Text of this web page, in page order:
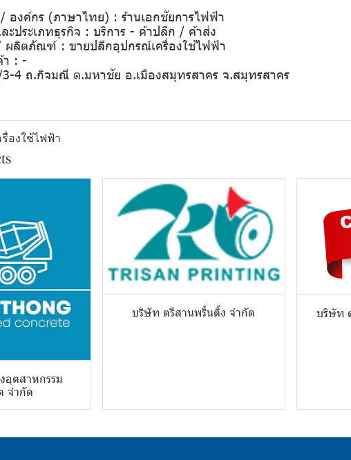
องค์กร (ภาษาไทย) : ร้านเอกชัยการไฟฟ้า
ะประเภทธุรกิจ : บริการ - ค้าปลีก / ค้าส่ง
/ ผลิตภัณฑ์ : ขายปลีกอุปกรณ์เครื่องใช้ไฟฟ้า
า : -
4 ถ.กิจมณี ต.มหาชัย อ.เมืองสมุทรสาคร จ.สมุทรสาคร
องใช้ไฟฟ้า
ตสาหกรรม
จำกัด
บริษัท ตรีสานพริ้นติ้ง จำกัด
บริษัท